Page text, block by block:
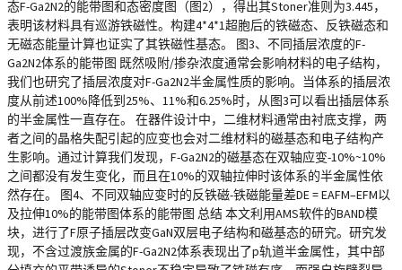
态F-Ga2N2的能带图和态密度图（图2），得出其Stoner准则为3.445，
表明该材料具有巡游铁磁性。构建4*4*1超胞后的铁磁态、反铁磁态和
无磁态能量计算也证实了其铁磁性基态。 图3、不同插层浓度的F-
Ga2N2体系的能带图 既然吸附/掺杂浓度通常会影响材料的电子结构，
我们也研究了插层浓度对F-Ga2N2半金属性质的影响。当体系的插层浓
度从前述100%降低到25%、11%和6.25%时，从图3可以看出插层体系
的半金属性一直存在。 在器件设计中，二维材料通常由衬底支撑，两
者之间的晶格失配引起的应变也会对二维材料的磁基态和电子结构产
生影响。通过计算我们发现，F-Ga2N2的磁基态在双轴应变-10%~10%
之间都没有发生变化，而且在10%的双轴拉伸时该体系的半金属性依
然存在。 图4、不同双轴应变时的反铁磁-铁磁能量差DE = EAFM–EFM以
及拉伸10%的能带图体系的能带图 总结 本文利用AMS软件的BAND模
块，进行了F原子插层改变GaN双层电子结构和磁基态的研究。研究发
现，不含过渡族金属的F-Ga2N2体系表现出了p轨道半金属性，其中部